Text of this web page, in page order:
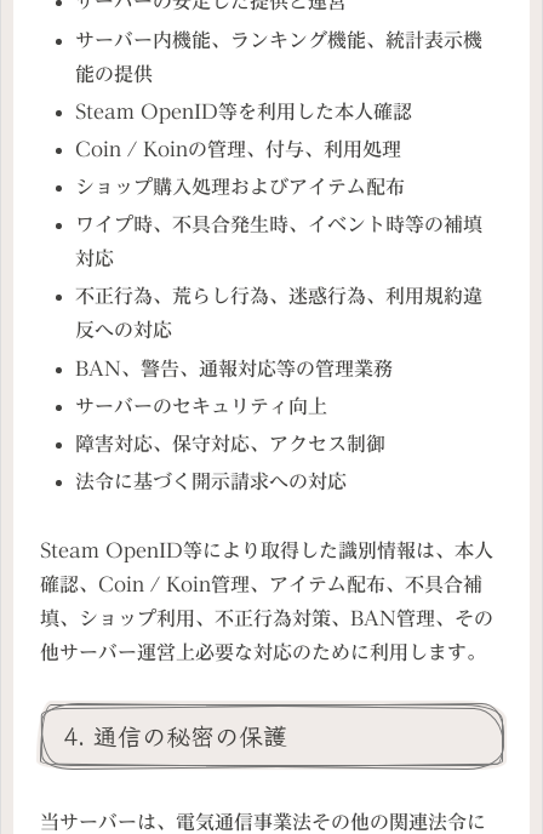
サーバー内機能、ランキング機能、統計表示機
能の提供
Steam OpenID等を利用した本人確認
Coin / Koinの管理、付与、利用処理
ショップ購入処理およびアイテム配布
ワイプ時、不具合発生時、イベント時等の補填
対応
不正行為、荒らし行為、迷惑行為、利用規約違
反への対応
BAN、警告、通報対応等の管理業務
サーバーのセキュリティ向上
障害対応、保守対応、アクセス制御
法令に基づく開示請求への対応
Steam OpenID等により取得した識別情報は、本人
確認、Coin / Koin管理、アイテム配布、不具合補
填、ショップ利用、不正行為対策、BAN管理、その
他サーバー運営上必要な対応のために利用します。
4. 通信の秘密の保護
当サーバーは、電気通信事業法その他の関連法令に